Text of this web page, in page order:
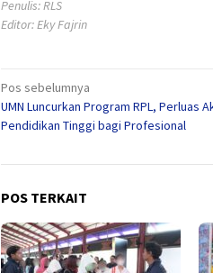
Penulis: RLS
Editor: Eky Fajrin
Navigasi
pos
Pos sebelumnya
UMN Luncurkan Program RPL, Perluas
Pendidikan Tinggi bagi Profesional
POS TERKAIT